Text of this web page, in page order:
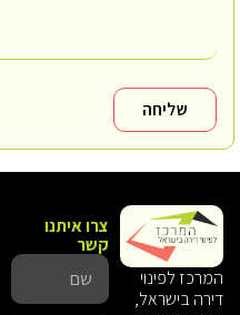
שליחה
המרכז לפינוי
דירה בישראל,
צרו איתנו
קשר